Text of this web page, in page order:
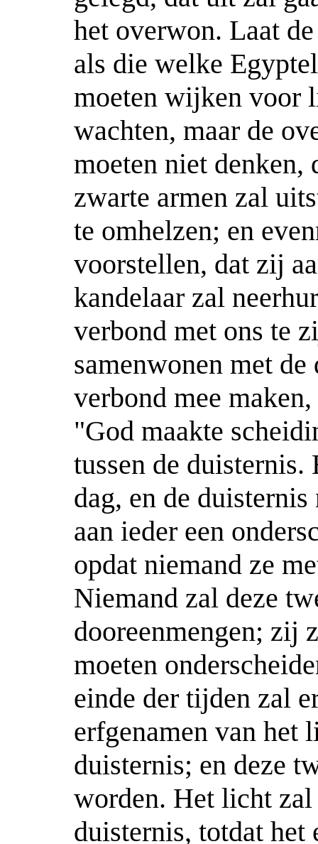
het overwon. Laat
als die welke
moeten wijken voor
wachten, maar de
moeten niet denken,
zwarte armen zal
te omhelzen; en
voorstellen, dat zij
kandelaar zal
verbond met ons te
samenwonen met
verbond mee
"God maakte
tussen de
dag, en de
aan ieder een
opdat niemand ze
Niemand zal deze
dooreenmengen; zij
moeten
einde der tijden zal
erfgenamen van het
duisternis; en deze
worden. Het licht
duisternis, totdat